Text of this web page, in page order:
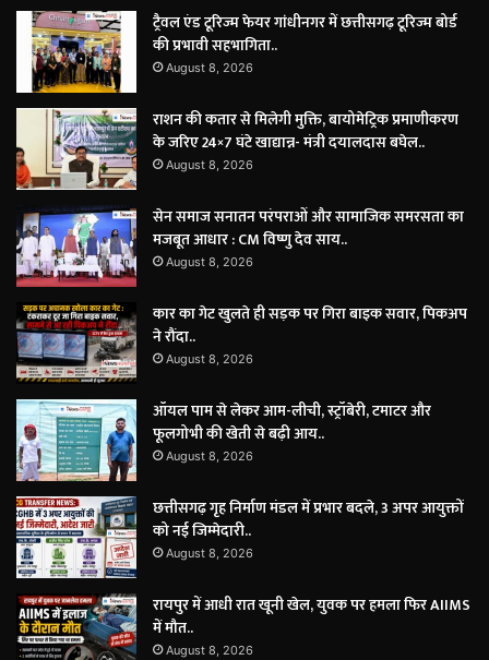
ट्रैवल एंड टूरिज्म फेयर गांधीनगर में छत्तीसगढ़ टूरिज्म बोर्ड
की प्रभावी सहभागिता..
August 8, 2026
राशन की कतार से मिलेगी मुक्ति, बायोमेट्रिक प्रमाणीकरण
के जरिए 24×7 घंटे खाद्यान्न- मंत्री दयालदास बघेल..
August 8, 2026
सेन समाज सनातन परंपराओं और सामाजिक समरसता का
मजबूत आधार : CM विष्णु देव साय..
August 8, 2026
कार का गेट खुलते ही सड़क पर गिरा बाइक सवार, पिकअप
ने रौंदा..
August 8, 2026
ऑयल पाम से लेकर आम-लीची, स्ट्रॉबेरी, टमाटर और
फूलगोभी की खेती से बढ़ी आय..
August 8, 2026
छत्तीसगढ़ गृह निर्माण मंडल में प्रभार बदले, 3 अपर आयुक्तों
को नई जिम्मेदारी..
August 8, 2026
रायपुर में आधी रात खूनी खेल, युवक पर हमला फिर AIIMS
में मौत..
August 8, 2026